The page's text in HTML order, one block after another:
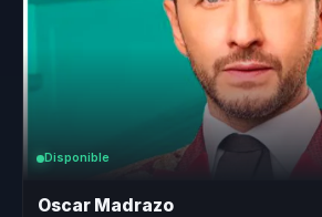
Disponible
Oscar Madrazo